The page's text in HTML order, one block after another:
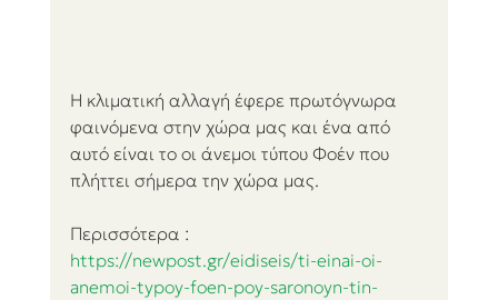
Η κλιματική αλλαγή έφερε πρωτόγνωρα
φαινόμενα στην χώρα μας και ένα από
αυτό είναι το οι άνεμοι τύπου Φοέν που
πλήττει σήμερα την χώρα μας.
Περισσότερα :
https://newpost.gr/eidiseis/ti-einai-oi-
anemoi-typoy-foen-poy-saronoyn-tin-